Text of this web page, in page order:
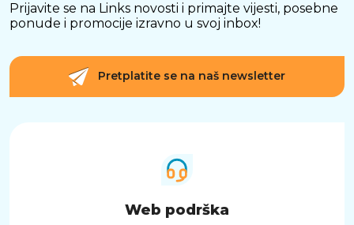
Prijavite se na Links novosti i primajte vijesti, posebne
ponude i promocije izravno u svoj inbox!
Pretplatite se na naš newsletter
Web podrška